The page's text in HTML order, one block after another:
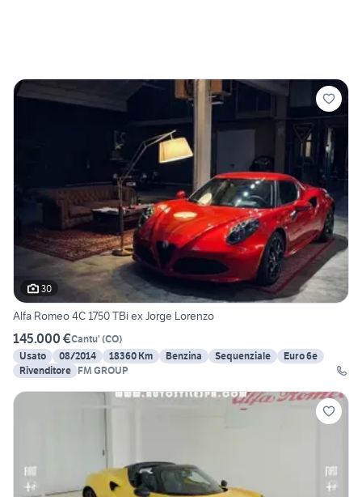
30
Alfa Romeo 4C 1750 TBi ex Jorge Lorenzo
145.000 €Cantu' (CO)
Usato
08/2014 18360 Km Benzina Sequenziale
Euro 6e
Rivenditore FM GROUP